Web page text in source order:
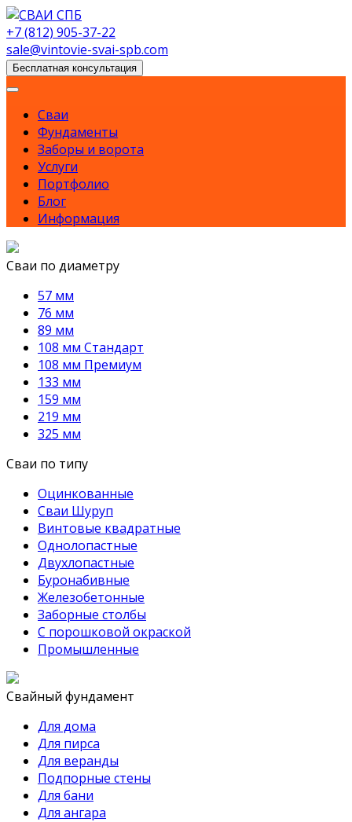
Skip
to
content
+7 (812) 905-37-22
sale@vintovie-svai-spb.com
Бесплатная консультация
Сваи
Фундаменты
Заборы и ворота
Услуги
Портфолио
Блог
Информация
Сваи по диаметру
57 мм
76 мм
89 мм
108 мм Стандарт
108 мм Премиум
133 мм
159 мм
219 мм
325 мм
Сваи по типу
Оцинкованные
Сваи Шуруп
Винтовые квадратные
Однолопастные
Двухлопастные
Буронабивные
Железобетонные
Заборные столбы
С порошковой окраской
Промышленные
Свайный фундамент
Для дома
Для пирса
Для веранды
Подпорные стены
Для бани
Для ангара